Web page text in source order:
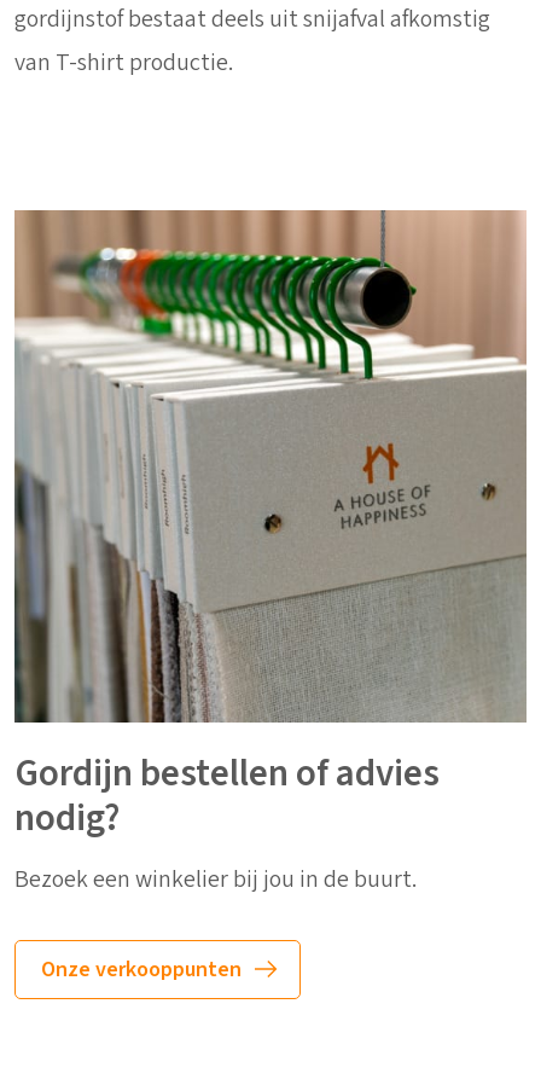
gordijnstof bestaat deels uit snijafval afkomstig
van T-shirt productie.
Gordijn bestellen of advies
nodig?
Bezoek een winkelier bij jou in de buurt.
Onze verkooppunten